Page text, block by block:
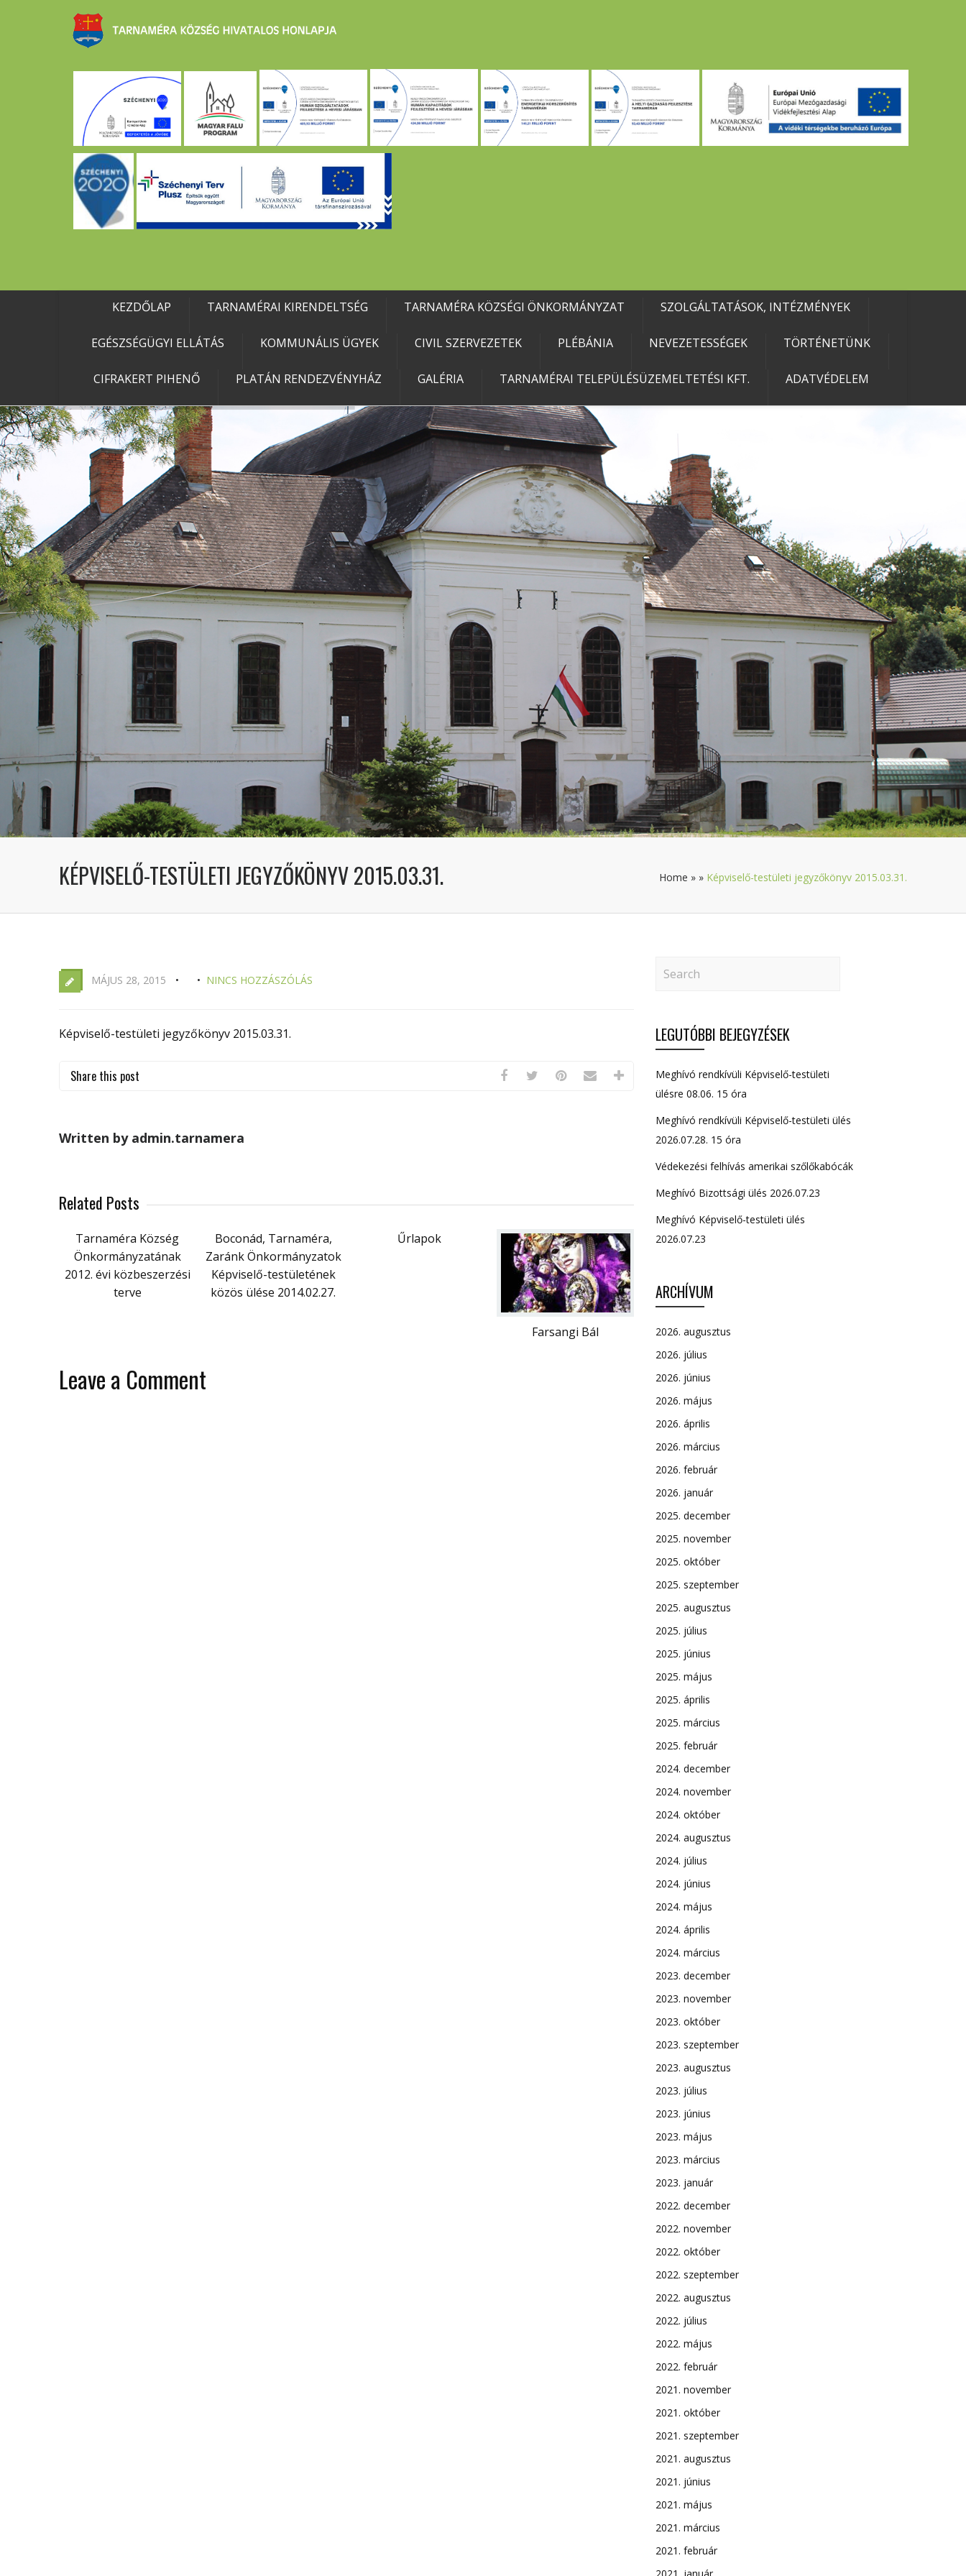
KEZDŐLAP TARNAMÉRAI KIRENDELTSÉG TARNAMÉRA KÖZSÉGI ÖNKORMÁNYZAT SZOLGÁLTATÁSOK, INTÉZMÉNYEK
EGÉSZSÉGÜGYI ELLÁTÁS KOMMUNÁLIS ÜGYEK CIVIL SZERVEZETEK PLÉBÁNIA NEVEZETESSÉGEK TÖRTÉNETÜNK
CIFRAKERT PIHENŐ PLATÁN RENDEZVÉNYHÁZ GALÉRIA TARNAMÉRAI TELEPÜLÉSÜZEMELTETÉSI KFT. ADATVÉDELEM
KÉPVISELŐ-TESTÜLETI JEGYZŐKÖNYV 2015.03.31. Home » » Képviselő-testületi jegyzőkönyv 2015.03.31.
MÁJUS 28, 2015 NINCS HOZZÁSZÓLÁS
Képviselő-testületi jegyzőkönyv 2015.03.31.
Share this post
Written by admin.tarnamera
Related Posts
Tarnaméra Község
Önkormányzatának
2012. évi közbeszerzési
terve
Boconád, Tarnaméra,
Zaránk Önkormányzatok
Képviselő-testületének
közös ülése 2014.02.27.
Űrlapok
Farsangi Bál
Leave a Comment
LEGUTÓBBI BEJEGYZÉSEK
Meghívó rendkívüli Képviselő-testületi
ülésre 08.06. 15 óra
Meghívó rendkívüli Képviselő-testületi ülés
2026.07.28. 15 óra
Védekezési felhívás amerikai szőlőkabócák
Meghívó Bizottsági ülés 2026.07.23
Meghívó Képviselő-testületi ülés
2026.07.23
ARCHÍVUM
2026. augusztus
2026. július
2026. június
2026. május
2026. április
2026. március
2026. február
2026. január
2025. december
2025. november
2025. október
2025. szeptember
2025. augusztus
2025. július
2025. június
2025. május
2025. április
2025. március
2025. február
2024. december
2024. november
2024. október
2024. augusztus
2024. július
2024. június
2024. május
2024. április
2024. március
2023. december
2023. november
2023. október
2023. szeptember
2023. augusztus
2023. július
2023. június
2023. május
2023. március
2023. január
2022. december
2022. november
2022. október
2022. szeptember
2022. augusztus
2022. július
2022. május
2022. február
2021. november
2021. október
2021. szeptember
2021. augusztus
2021. június
2021. május
2021. március
2021. február